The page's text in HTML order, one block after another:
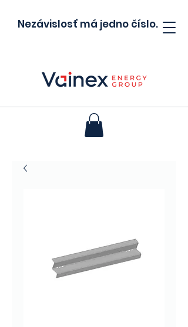
Nezávislosť má jedno číslo.